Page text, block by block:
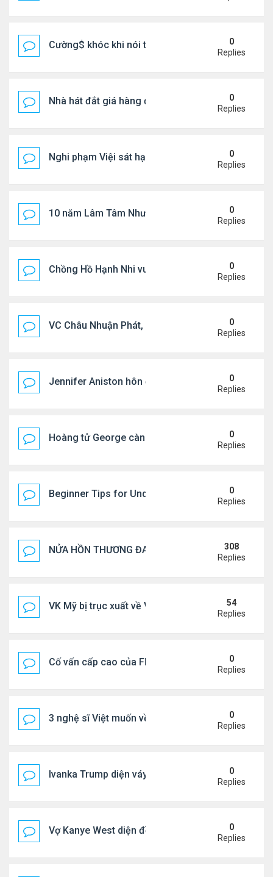
Cường$ khóc khi nói thật về hôn nhân
0
Replies
Nhà hát đắt giá hàng đầu tg ở VN
0
Replies
Nghi phạm Việi sát hại cụ bà 91 tuổi, phi tang xác
0
Replies
10 năm Lâm Tâm Như - Hoắc Kiến Hoa
0
Replies
Chồng Hồ Hạnh Nhi vui vẻ ôm người cũ của vợ
0
Replies
VC Châu Nhuận Phát, Lưu Gia Linh viếng vợ cũ ..
0
Replies
Jennifer Aniston hôn đắm đuối bạn trai trên du
0
Replies
Hoàng tử George càng lớn càng điển trai0
Replies
Beginner Tips for Understanding Diablo 4 Items
0
Replies
NỬA HỒN THƯƠNG ĐAU..
308
Replies
VK Mỹ bị trục xuất về VN sống ra sao
54
Replies
Cố vấn cấp cao của FIFA từ chức để phán đối
0
Replies
3 nghệ sĩ Việt muốn về VN nhưng số phận an bài
0
Replies
Ivanka Trump diện váy hở eo táo bạo, khoe vòng
0
Replies
Vợ Kanye West diện đồ xẻ bạo, dự tiệc ở đảo Ibiza
0
Replies